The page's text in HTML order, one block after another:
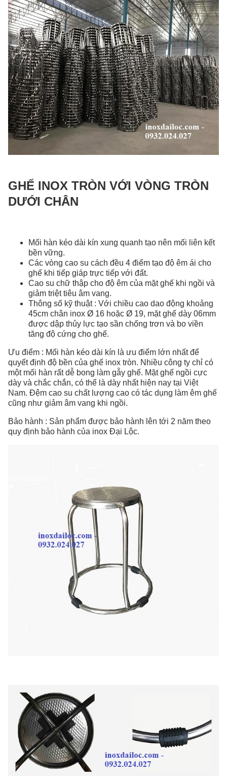
GHẾ INOX TRÒN VỚI VÒNG TRÒN
DƯỚI CHÂN
Mối hàn kéo dài kín xung quanh tạo nên mối liên kết
bền vững.
Các vòng cao su cách đều 4 điểm tạo độ êm ái cho
ghế khi tiếp giáp trực tiếp với đất.
Cao su chữ thập cho độ êm của mặt ghế khi ngồi và
giảm triệt tiêu âm vang.
Thông số kỹ thuật : Với chiều cao dao động khoảng
45cm chân inox Ø 16 hoặc Ø 19, mặt ghế dày 06mm
được dập thủy lực tạo sần chống trơn và bo viền
tăng độ cứng cho ghế.
Ưu điểm : Mối hàn kéo dài kín là ưu điểm lớn nhất để
quyết định độ bền của ghế inox tròn. Nhiều công ty chỉ có
một mối hàn rất dễ bong làm gẫy ghế. Mặt ghế ngồi cực
dày và chắc chắn, có thể là dày nhất hiện nay tại Việt
Nam. Đệm cao su chất lượng cao có tác dụng làm êm ghế
cũng như giảm âm vang khi ngồi.
Bảo hành : Sản phẩm được bảo hành lên tới 2 năm theo
quy định bảo hành của inox Đại Lộc.